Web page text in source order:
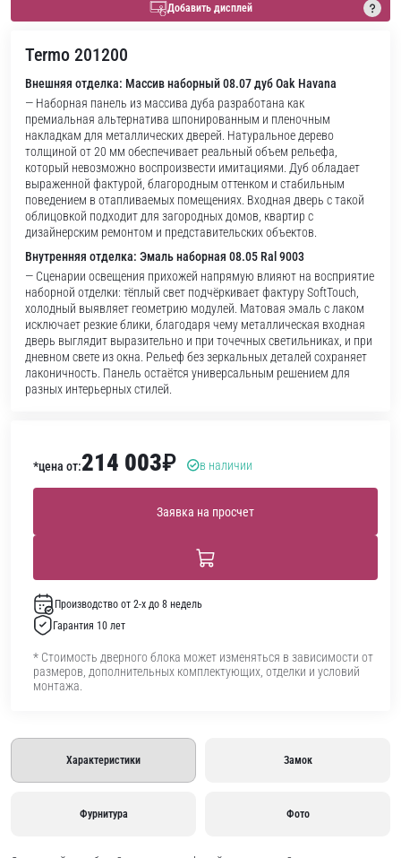
Добавить дисплей
Termo 201200
Внешняя отделка: Массив наборный 08.07 дуб Oak Havana
— Наборная панель из массива дуба разработана как
премиальная альтернатива шпонированным и пленочным
накладкам для металлических дверей. Натуральное дерево
толщиной от 20 мм обеспечивает реальный объем рельефа,
который невозможно воспроизвести имитациями. Дуб обладает
выраженной фактурой, благородным оттенком и стабильным
поведением в отапливаемых помещениях. Входная дверь с такой
облицовкой подходит для загородных домов, квартир с
дизайнерским ремонтом и представительских объектов.
Внутренняя отделка: Эмаль наборная 08.05 Ral 9003
— Сценарии освещения прихожей напрямую влияют на восприятие
наборной отделки: тёплый свет подчёркивает фактуру SoftTouch,
холодный выявляет геометрию модулей. Матовая эмаль с лаком
исключает резкие блики, благодаря чему металлическая входная
дверь выглядит выразительно и при точечных светильниках, и при
дневном свете из окна. Рельеф без зеркальных деталей сохраняет
лаконичность. Панель остаётся универсальным решением для
разных интерьерных стилей.
*цена от:214 003₽ в наличии
Заявка на просчет
Производство от 2-х до 8 недель
Гарантия 10 лет
* Стоимость дверного блока может изменяться в зависимости от
размеров, дополнительных комплектующих, отделки и условий
монтажа.
Характеристики Замок
Фурнитура Фото